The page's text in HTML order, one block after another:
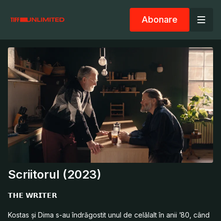
Abonare
Scriitorul (2023)
𝗧𝗛𝗘 𝗪𝗥𝗜𝗧𝗘𝗥
Kostas şi Dima s-au îndrăgostit unul de celălalt în anii ’80, când